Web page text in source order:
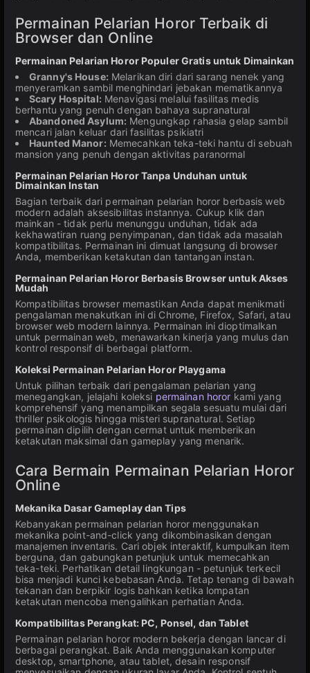
Permainan Pelarian Horor Terbaik di
Browser dan Online
Permainan Pelarian Horor Populer Gratis untuk Dimainkan
Granny's House: Melarikan diri dari sarang nenek yang
menyeramkan sambil menghindari jebakan mematikannya
Scary Hospital: Menavigasi melalui fasilitas medis
berhantu yang penuh dengan bahaya supranatural
Abandoned Asylum: Mengungkap rahasia gelap sambil
mencari jalan keluar dari fasilitas psikiatri
Haunted Manor: Memecahkan teka-teki hantu di sebuah
mansion yang penuh dengan aktivitas paranormal
Permainan Pelarian Horor Tanpa Unduhan untuk
Dimainkan Instan
Bagian terbaik dari permainan pelarian horor berbasis web
modern adalah aksesibilitas instannya. Cukup klik dan
mainkan - tidak perlu menunggu unduhan, tidak ada
kekhawatiran ruang penyimpanan, dan tidak ada masalah
kompatibilitas. Permainan ini dimuat langsung di browser
Anda, memberikan ketakutan dan tantangan instan.
Permainan Pelarian Horor Berbasis Browser untuk Akses
Mudah
Kompatibilitas browser memastikan Anda dapat menikmati
pengalaman menakutkan ini di Chrome, Firefox, Safari, atau
browser web modern lainnya. Permainan ini dioptimalkan
untuk permainan web, menawarkan kinerja yang mulus dan
kontrol responsif di berbagai platform.
Koleksi Permainan Pelarian Horor Playgama
Untuk pilihan terbaik dari pengalaman pelarian yang
menegangkan, jelajahi koleksi permainan horor kami yang
komprehensif yang menampilkan segala sesuatu mulai dari
thriller psikologis hingga misteri supranatural. Setiap
permainan dipilih dengan cermat untuk memberikan
ketakutan maksimal dan gameplay yang menarik.
Cara Bermain Permainan Pelarian Horor
Online
Mekanika Dasar Gameplay dan Tips
Kebanyakan permainan pelarian horor menggunakan
mekanika point-and-click yang dikombinasikan dengan
manajemen inventaris. Cari objek interaktif, kumpulkan item
berguna, dan gabungkan petunjuk untuk memecahkan
teka-teki. Perhatikan detail lingkungan - petunjuk terkecil
bisa menjadi kunci kebebasan Anda. Tetap tenang di bawah
tekanan dan berpikir logis bahkan ketika lompatan
ketakutan mencoba mengalihkan perhatian Anda.
Kompatibilitas Perangkat: PC, Ponsel, dan Tablet
Permainan pelarian horor modern bekerja dengan lancar di
berbagai perangkat. Baik Anda menggunakan komputer
desktop, smartphone, atau tablet, desain responsif